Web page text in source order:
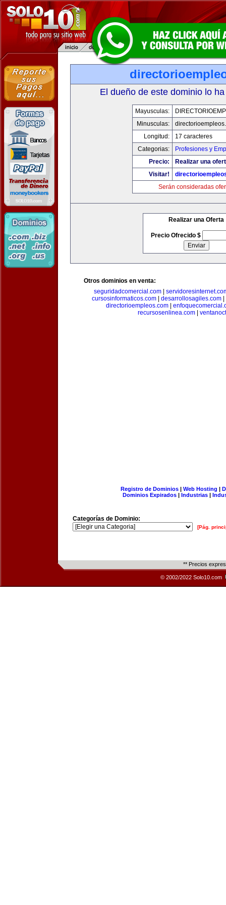
El dueño de este dominio lo
Mayusculas:
Minusculas:
Longitud:
17 caracteres
Categorias:
Profesiones y
Precio:
Realizar una
Visitar!
Serán consideradas
Realizar una Oferta
Precio Ofrecido $
Otros dominios en venta:
seguridadcomercial.com|
cursosinformaticos.com
desarrollosagiles.com
directorioempleos.com
recursosenlinea.com|
Registro de Dominios| Web Hosting |
Dominios Expirados | Industrias |
Categorías de Dominio:
[Pág.
** Precios
© 2002/2022 Solo10.com